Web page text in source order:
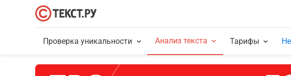
Проверка уникальности Анализ текста Тарифы